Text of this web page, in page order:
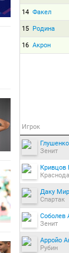
14 Факел
15 Родина
16 Акрон
Игрок
Зенит
Кривцов
Даку
Спартак
Соболев
Зенит
Арройо
Рубин